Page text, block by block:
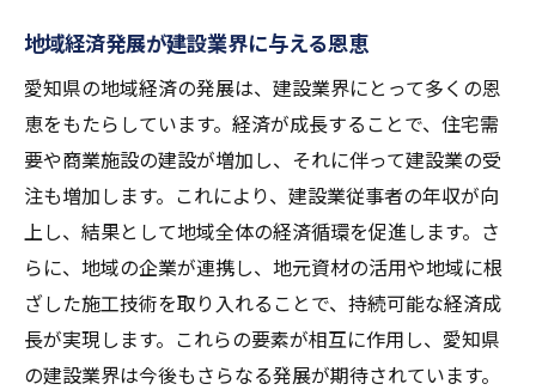
愛知県建設業界の社会的役割
地域貢献を通じたキャリアの意義
愛知県建設業の年収事情自動車産業との関係性
に迫る
自動車産業の発展が建設業に与える影響
愛知県の自動車産業と建設業の相互作用
自動車産業の動向と建設業界の給与
自動車産業に依存する建設業の発展
地域経済発展が建設業界に与える恩恵
愛知県の地域経済の発展は、建設業界にとって多くの恩
恵をもたらしています。経済が成長することで、住宅需
要や商業施設の建設が増加し、それに伴って建設業の受
注も増加します。これにより、建設業従事者の年収が向
上し、結果として地域全体の経済循環を促進します。さ
らに、地域の企業が連携し、地元資材の活用や地域に根
ざした施工技術を取り入れることで、持続可能な経済成
長が実現します。これらの要素が相互に作用し、愛知県
の建設業界は今後もさらなる発展が期待されています。